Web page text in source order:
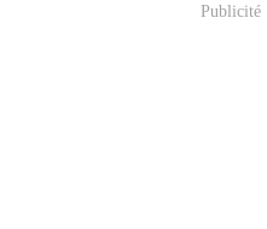
Publicité